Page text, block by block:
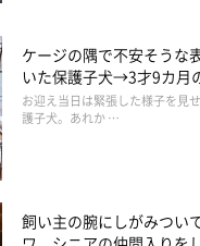
ケージの隅で不安そうな
いた保護子犬→3才9カ月
服し頼もしいコに成長！
お迎え当日は緊張した様子を見
護子犬。あれか …
飼い主の腕にしがみつい